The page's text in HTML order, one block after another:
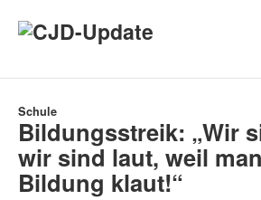
Schule
Bildungsstreik: „Wir
wir sind laut, weil
Bildung klaut!“